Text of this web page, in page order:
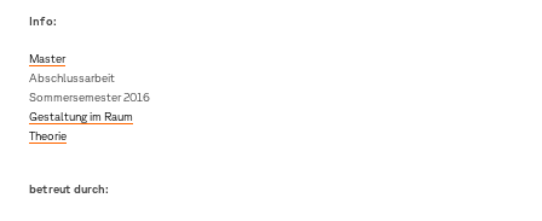
Info:
Master
Abschlussarbeit
Sommersemester 2016
Gestaltung im Raum
Theorie
betreut durch: